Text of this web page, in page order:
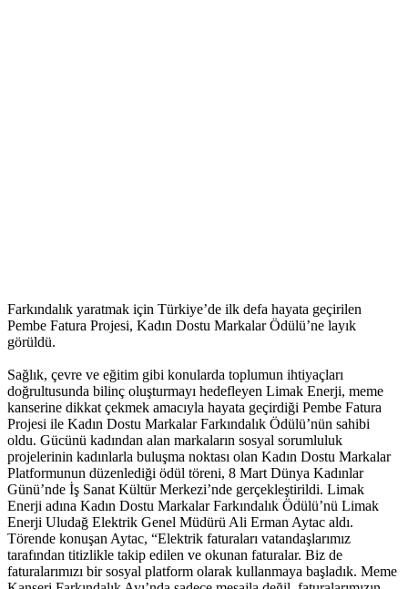
Farkındalık yaratmak için Türkiye’de ilk defa hayata geçirilen
Pembe Fatura Projesi, Kadın Dostu Markalar Ödülü’ne layık
görüldü.
Sağlık, çevre ve eğitim gibi konularda toplumun ihtiyaçları
doğrultusunda bilinç oluşturmayı hedefleyen Limak Enerji, meme
kanserine dikkat çekmek amacıyla hayata geçirdiği Pembe Fatura
Projesi ile Kadın Dostu Markalar Farkındalık Ödülü’nün sahibi
oldu. Gücünü kadından alan markaların sosyal sorumluluk
projelerinin kadınlarla buluşma noktası olan Kadın Dostu Markalar
Platformunun düzenlediği ödül töreni, 8 Mart Dünya Kadınlar
Günü’nde İş Sanat Kültür Merkezi’nde gerçekleştirildi. Limak
Enerji adına Kadın Dostu Markalar Farkındalık Ödülü’nü Limak
Enerji Uludağ Elektrik Genel Müdürü Ali Erman Aytac aldı.
Törende konuşan Aytac, “Elektrik faturaları vatandaşlarımız
tarafından titizlikle takip edilen ve okunan faturalar. Biz de
faturalarımızı bir sosyal platform olarak kullanmaya başladık. Meme